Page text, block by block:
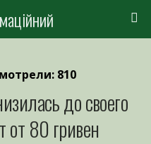
810
до своего
от 80 гривен